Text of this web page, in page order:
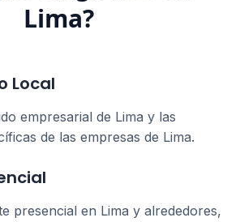
Lima?
Local
empresarial de Lima y las
de las empresas de Lima.
presencial en Lima y alrededores,